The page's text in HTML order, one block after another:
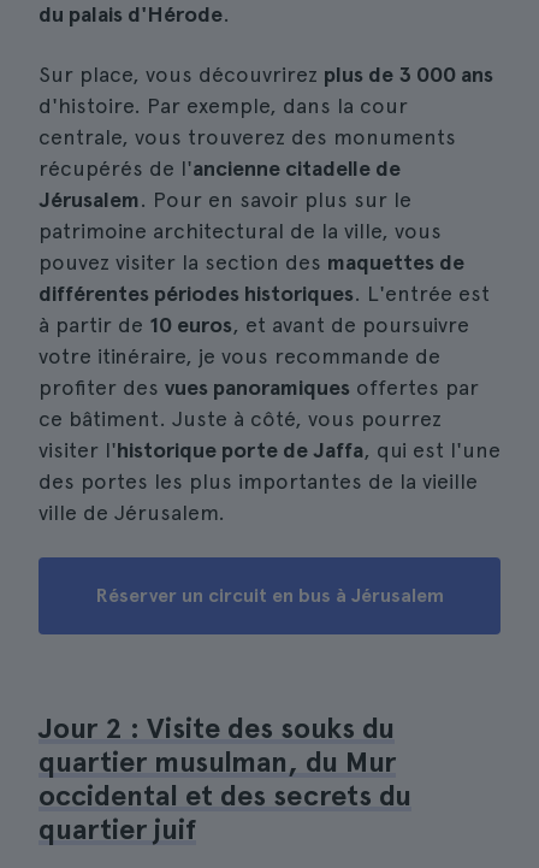
du palais d'Hérode.
Sur place, vous découvrirez plus de 3 000 ans
d'histoire. Par exemple, dans la cour
centrale, vous trouverez des monuments
récupérés de l'ancienne citadelle de
Jérusalem. Pour en savoir plus sur le
patrimoine architectural de la ville, vous
pouvez visiter la section des maquettes de
différentes périodes historiques. L'entrée est
à partir de 10 euros, et avant de poursuivre
votre itinéraire, je vous recommande de
profiter des vues panoramiques offertes par
ce bâtiment. Juste à côté, vous pourrez
visiter l'historique porte de Jaffa, qui est l'une
des portes les plus importantes de la vieille
ville de Jérusalem.
Réserver un circuit en bus à Jérusalem
Jour 2 : Visite des souks du
quartier musulman, du Mur
occidental et des secrets du
quartier juif